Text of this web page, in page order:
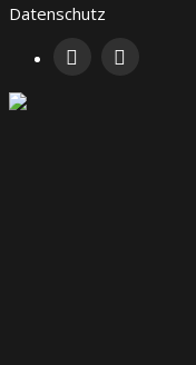
Datenschutz